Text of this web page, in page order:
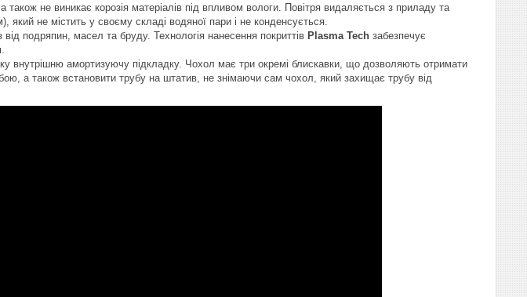
також не виникає корозія матеріалів під впливом вологи. Повітря видаляється з приладу та
який не містить у своєму складі водяної пари і не конденсується.
від подряпин, масел та бруду. Технологія нанесення покриттів Plasma Tech забезпечує
внутрішню амортизуючу підкладку. Чохол має три окремі блискавки, що дозволяють отримати
а також встановити трубу на штатив, не знімаючи сам чохол, який захищає трубу від